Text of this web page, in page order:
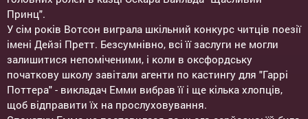
Принц".
У сім років Вотсон виграла шкільний конкурс читців поезії
імені Дейзі Претт. Безсумнівно, всі її заслуги не могли
залишитися непоміченими, і коли в оксфордську
початкову школу завітали агенти по кастингу для "Гаррі
Поттера" - викладач Емми вибрав її і ще кілька хлопців,
щоб відправити їх на прослуховування.